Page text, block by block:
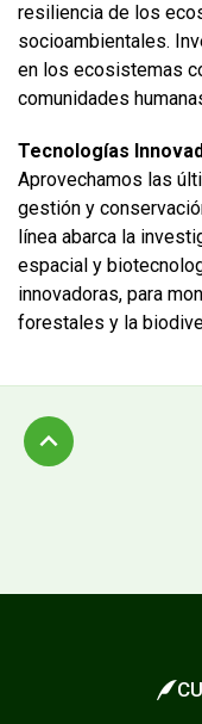
resiliencia de los
socioambientales.
en los ecosistemas
comunidades
Tecnologías
Aprovechamos las
gestión y
línea abarca la
espacial y
innovadoras, para
forestales y la